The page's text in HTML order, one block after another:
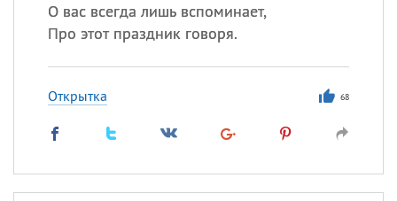
О вас всегда лишь вспоминает,
Про этот праздник говоря.
Открытка 68